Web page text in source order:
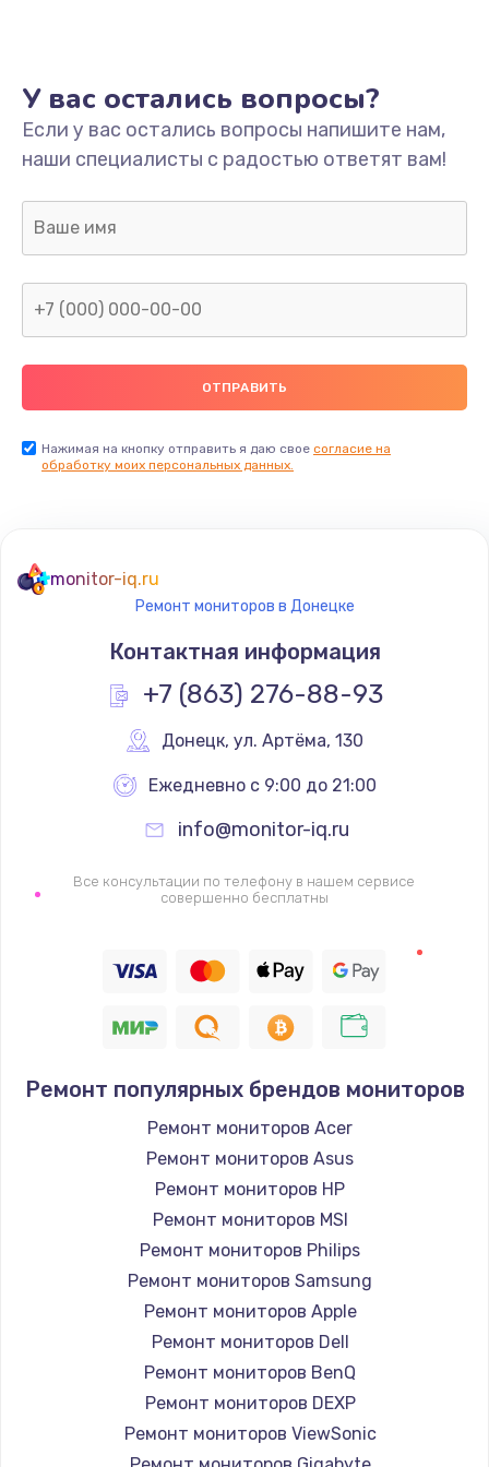
Заказать
Не включается
Нет звука
Не видит флешку
400 руб.
Заказать
Не сопряжается с устройством
900 руб.
Заказать
Помехи и искажение звука
900 руб.
1400 руб.
Заказать
Восстановление цепи питания, пайка
880 руб.
Программный ремонт/прошивка
Заказать
Замена Bluetooth/Wi-Fi модуля
800 руб.
Заказать
Замена картридера
890 руб.
У вас остались вопросы?
Если у вас остались вопросы напишите нам,
наши специалисты с радостью ответят вам!
Нажимая на кнопку отправить я даю свое согласие на
обработку моих персональных данных.
monitor-iq.ru
Ремонт мониторов в Донецке
Контактная информация
+7 (863) 276-88-93
Донецк, ул. Артёма, 130
Ежедневно с 9:00 до 21:00
info@monitor-iq.ru
Все консультации по телефону в нашем сервисе
совершенно бесплатны
Ремонт популярных брендов мониторов
Ремонт мониторов Acer
Ремонт мониторов Asus
Ремонт мониторов HP
Ремонт мониторов MSI
Ремонт мониторов Philips
Ремонт мониторов Samsung
Ремонт мониторов Apple
Ремонт мониторов Dell
Ремонт мониторов BenQ
Ремонт мониторов DEXP
Ремонт мониторов ViewSonic